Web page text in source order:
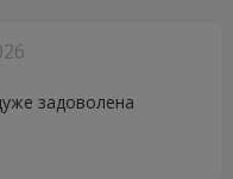
задоволена